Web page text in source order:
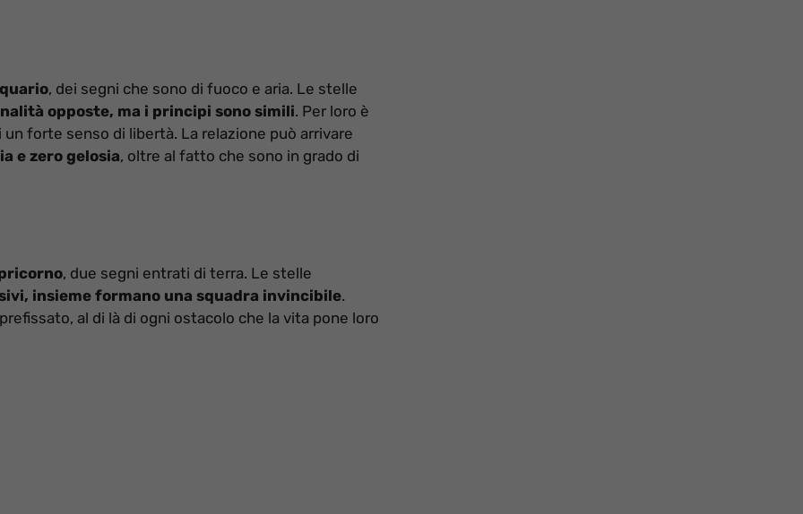
, dei segni che sono di fuoco e aria. Le stelle
opposte, ma i principi sono simili. Per loro è
forte senso di libertà. La relazione può arrivare
e zero gelosia, oltre al fatto che sono in grado di
, due segni entrati di terra. Le stelle
insieme formano una squadra invincibile.
al di là di ogni ostacolo che la vita pone loro